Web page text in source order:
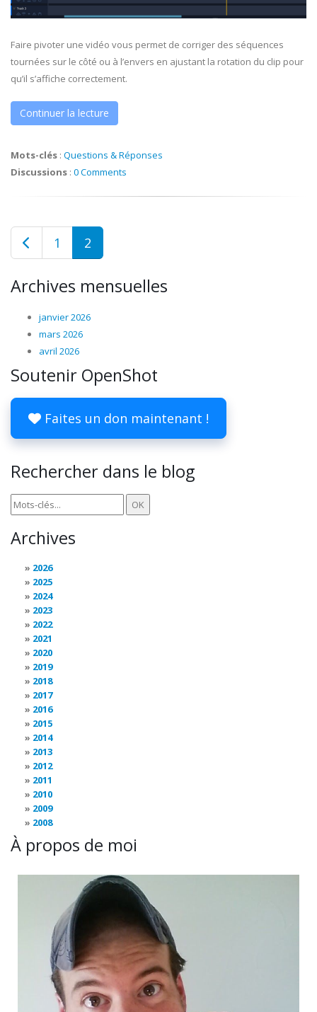
Faire pivoter une vidéo vous permet de corriger des séquences
tournées sur le côté ou à l’envers en ajustant la rotation du clip pour
qu’il s’affiche correctement.
Continuer la lecture
Mots-clés : Questions & Réponses
Discussions : 0 Comments
1 2
Archives mensuelles
janvier 2026
mars 2026
avril 2026
Soutenir OpenShot
Faites un don maintenant !
Rechercher dans le blog
Archives
2026
2025
2024
2023
2022
2021
2020
2019
2018
2017
2016
2015
2014
2013
2012
2011
2010
2009
2008
À propos de moi